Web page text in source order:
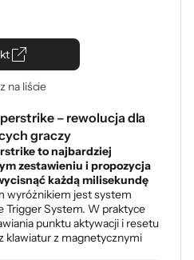
na liście
– rewolucja dla
graczy
to najbardziej
zestawieniu i propozycja
każdą milisekundę
wyróżnikiem jest system
Trigger System. W praktyce
punktu aktywacji i resetu
klawiatur z magnetycznymi